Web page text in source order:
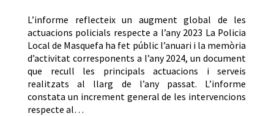
L’informe reflecteix un augment global de les
actuacions policials respecte a l’any 2023 La Policia
Local de Masquefa ha fet públic l’anuari i la memòria
d’activitat corresponents a l’any 2024, un document
que recull les principals actuacions i serveis
realitzats al llarg de l’any passat. L’informe
constata un increment general de les intervencions
respecte al…